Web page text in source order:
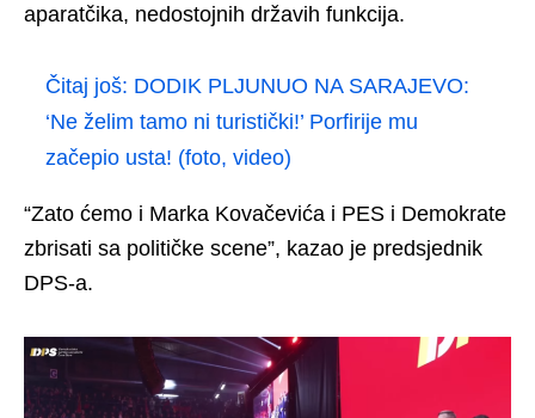
aparatčika, nedostojnih državih funkcija.
Čitaj još: DODIK PLJUNUO NA SARAJEVO:
‘Ne želim tamo ni turistički!’ Porfirije mu
začepio usta! (foto, video)
“Zato ćemo i Marka Kovačevića i PES i Demokrate
zbrisati sa političke scene”, kazao je predsjednik
DPS-a.